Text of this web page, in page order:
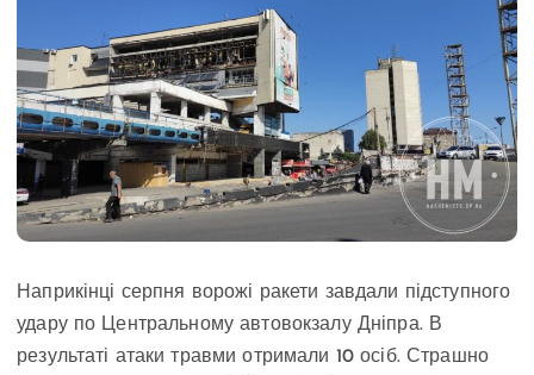
Наприкінці серпня ворожі ракети завдали підступного
удару по Центральному автовокзалу Дніпра. В
результаті атаки травми отримали 10 осіб. Страшно